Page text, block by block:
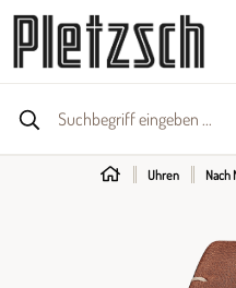
Uhren Nach